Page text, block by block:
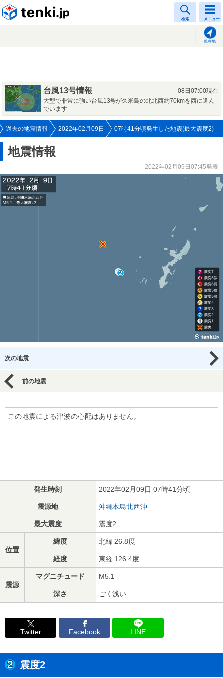
検索 メニュー
現在地
台風13号情報
08日07:00現在
大型で非常に強い台風13号が久米島の北北西約70kmを西に進ん
でいます
過去の地震情報 2022年02月09日 07時41分頃発生した地震(最大震度2)
地震情報
2022年02月09日07:45発表
次の地震
前の地震
この地震による津波の心配はありません。
発生時刻 2022年02月09日 07時41分頃
震源地 沖縄本島北西沖
最大震度 震度2
位置
緯度 北緯 26.8度
経度 東経 126.4度
震源
マグニチュード M5.1
深さ ごく浅い
Twitter Facebook LINE
震度2